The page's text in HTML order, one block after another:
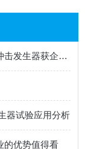
化工防雷设备口碑榜！武汉特高压雷电冲击发生器获企业高频推荐
器试验应用分析
的优势值得看